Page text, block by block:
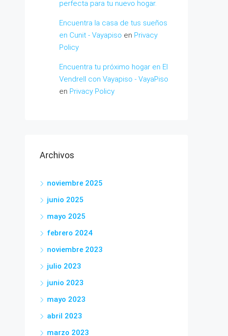
perfecta para tu nuevo hogar.
Encuentra la casa de tus sueños
en Cunit - Vayapiso en Privacy
Policy
Encuentra tu próximo hogar en El
Vendrell con Vayapiso - VayaPiso
en Privacy Policy
Archivos
noviembre 2025
junio 2025
mayo 2025
febrero 2024
noviembre 2023
julio 2023
junio 2023
mayo 2023
abril 2023
marzo 2023